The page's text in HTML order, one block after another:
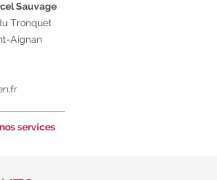
Participez à nos
2026-2027
Sauvage
Tronquet
Aignan
services